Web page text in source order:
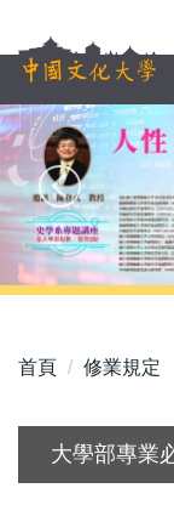
到
主
要
內
容
區
首頁 修業規定
大學部專業